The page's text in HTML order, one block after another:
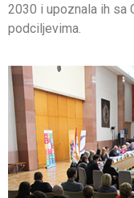
2030 i upoznala ih sa
podciljevima.